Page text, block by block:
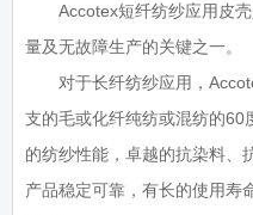
Accotex短纤纺纱应用皮壳
量及无故障生产的关键之一。
对于长纤纺纱应用，
支的毛或化纤纯纺或混纺的60
的纺纱性能，卓越的抗染料、
产品稳定可靠，有长的使用寿